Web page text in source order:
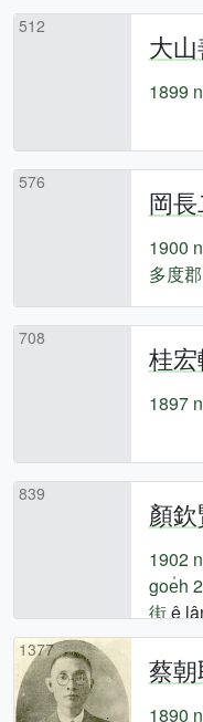
512
大
1899
576
岡
1900
多度郡
708
桂
1897
839
顏
1902
goe̍h
街ê
1377
蔡朝
1890